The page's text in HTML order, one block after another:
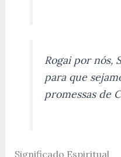
Rogai por nós,
para que
promessas de
Significado Espiritual